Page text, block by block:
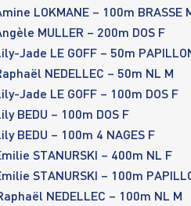
LOKMANE– 100m BRASSE
MULLER– 200m DOS F
Jade LE GOFF– 50m
NEDELLEC – 50m NL M
Jade LE GOFF– 100m DOS F
BEDU – 100m DOS F
BEDU – 100m 4 NAGES F
STANURSKI – 400m NL F
STANURSKI – 100m
NEDELLEC – 100m NL M